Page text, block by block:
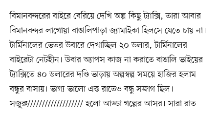
বিমানবন্দরের বাইরে বেরিয়ে দেখি অল্প কিছু ট্যাক্সি, তারা আবার
বিমানবন্দর লাগোয়া বাঙালিপাড়া জ্যামাইকা হিলসে যেতে চায় না।
টার্মিনালের ভেতর উবারে দেখাচ্ছিল ২০ ডলার, টার্মিনালের
বাইরেটা নেটহীন। উবার অ্যাপস কাজ না করাতে বাঙালি ভাইয়ের
ট্যাক্সিতে ৪০ ডলারের দণ্ডি ভাড়ায় অল্পস্বল্প সময়ে হাজির হলাম
বন্ধুর বাসায়। ভাগ্য ভালো এত্ত রাতেও বন্ধু সজাগ ছিল।
সজুরু/////////////////// হলো আড্ডা গল্পের আসর। সারা রাত